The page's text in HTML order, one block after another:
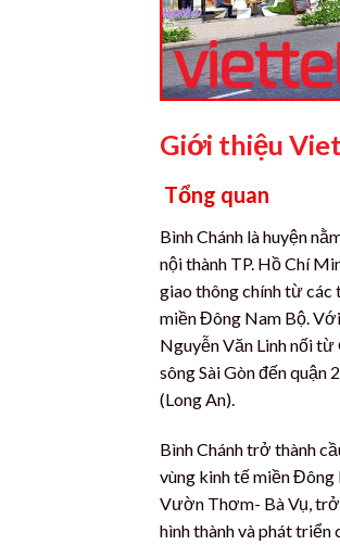
Giới thiệu
Tổng quan
Bình Chánh là huyện
nội thành TP. Hồ Chí
giao thông chính từ các
miền Đông Nam Bộ.
Nguyễn Văn Linh nối từ
sông Sài Gòn đến quận
(Long An).
Bình Chánh trở thành
vùng kinh tế miền Đông
Vườn Thơm- Bà Vụ, trở
hình thành và phát triển